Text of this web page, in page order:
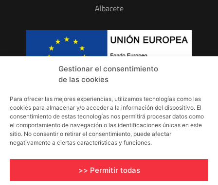
Gestionar el consentimiento
de las cookies
Para ofrecer las mejores experiencias, utilizamos tecnologías como las
cookies para almacenar y/o acceder a la información del dispositivo. El
consentimiento de estas tecnologías nos permitirá procesar datos como
el comportamiento de navegación o las identificaciones únicas en este
sitio. No consentir o retirar el consentimiento, puede afectar
negativamente a ciertas características y funciones.
>> Permitir todas
Albacete
INFORMACIÓN
Aviso Legal
Política de Privacidad